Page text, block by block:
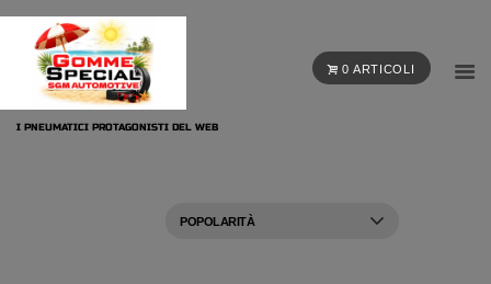
0 ARTICOLI
I PNEUMATICI PROTAGONISTI DEL WEB